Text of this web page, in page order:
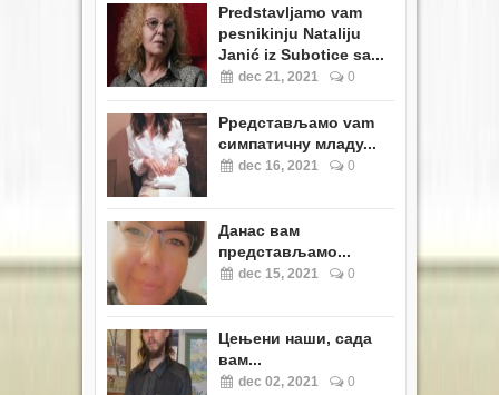
Predstavljamo vam
pesnikinju Nataliju
Janić iz Subotice sa...
dec 21, 2021 0
Pредстављамо vam
симпатичну младу...
dec 16, 2021 0
Данас вам
представљамо...
dec 15, 2021 0
Цењени наши, сада
вам...
dec 02, 2021 0